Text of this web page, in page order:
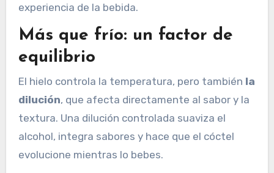
experiencia de la bebida.
Más que frío: un factor de
equilibrio
El hielo controla la temperatura, pero también la
dilución, que afecta directamente al sabor y la
textura. Una dilución controlada suaviza el
alcohol, integra sabores y hace que el cóctel
evolucione mientras lo bebes.